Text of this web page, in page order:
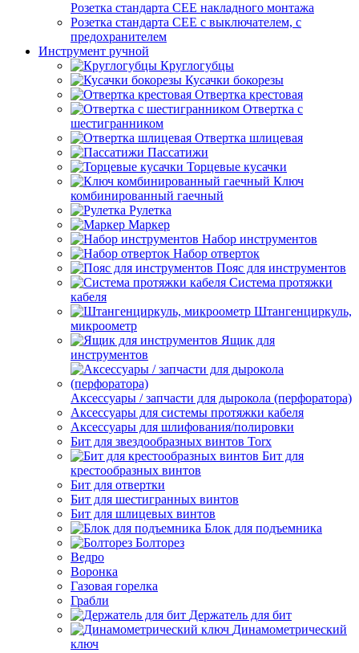
Розетка стандарта СЕЕ накладного монтажа
Розетка стандарта СЕЕ с выключателем, с
предохранителем
Инструмент ручной
Круглогубцы
Кусачки бокорезы
Отвертка крестовая
Отвертка с
шестигранником
Отвертка шлицевая
Пассатижи
Торцевые кусачки
Ключ
комбинированный гаечный
Рулетка
Маркер
Набор инструментов
Набор отверток
Пояс для инструментов
Система протяжки
кабеля
Штангенциркуль,
микроометр
Ящик для
инструментов
Аксессуары / запчасти для дырокола (перфоратора)
Аксессуары для системы протяжки кабеля
Аксессуары для шлифования/полировки
Бит для звездообразных винтов Torx
Бит для
крестообразных винтов
Бит для отвертки
Бит для шестигранных винтов
Бит для шлицевых винтов
Блок для подъемника
Болторез
Ведро
Воронка
Газовая горелка
Грабли
Держатель для бит
Динамометрический
ключ